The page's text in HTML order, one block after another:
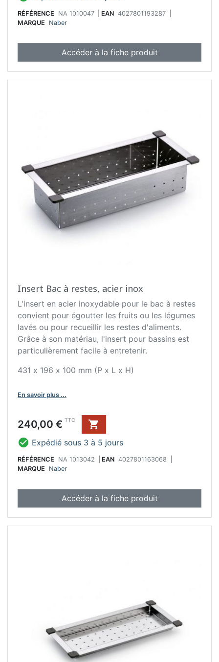
RÉFÉRENCE NA 1010047 EAN 4027801193287
MARQUE
Naber
Accéder à la fiche produit
Insert Bac à restes, acier inox
L'insert en acier inoxydable pour le bac à restes
convient pour égoutter les fruits ou les légumes
lavés ou pour recueillir les restes d'aliments.
Grâce à son matériau, l'insert pour bassins est
particulièrement facile à entretenir.
431 x 196 x 100 mm (P x L x H)
En savoir plus ...
Prix
240,00 € TTC

 Expédié sous 3 à 5 jours
RÉFÉRENCE NA 1013042 EAN 4027801163068
MARQUE
Naber
Accéder à la fiche produit